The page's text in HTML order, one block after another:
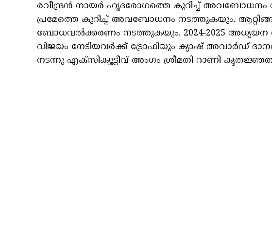
രവീന്ദ്രൻ നായർ ഹൃദരോഗത്തെ കുറിച്ച്
പ്രമേത്തെ കുറിച്ച് അവബോധനം നടത്തുകയും.
ബോധവൽക്കരണം നടത്തുകയും. 2024-2025 അധ്യയന
വിജയം നേടിയവർക്ക് ട്രോഫിയും ക്യാഷ് അവാർഡ്
നടന്നു എക്സിക്യൂട്ടീവ് അംഗം ശ്രീമതി റാണി കൃതജ്ഞത